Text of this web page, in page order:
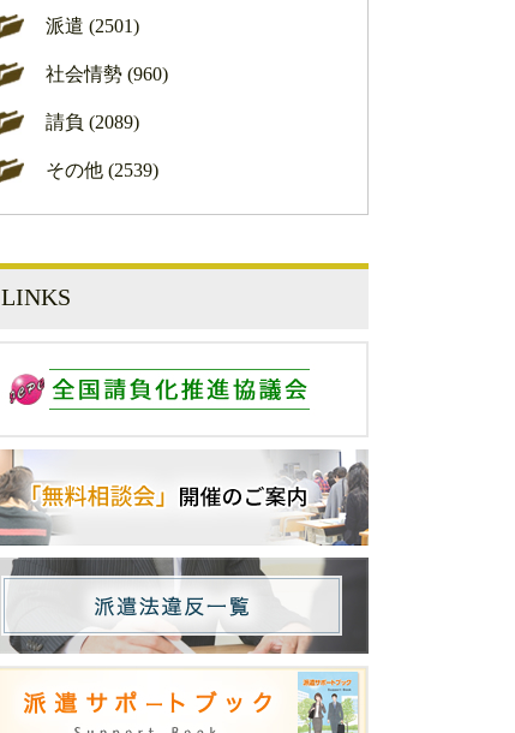
派遣 (2501)
社会情勢 (960)
請負 (2089)
その他 (2539)
LINKS